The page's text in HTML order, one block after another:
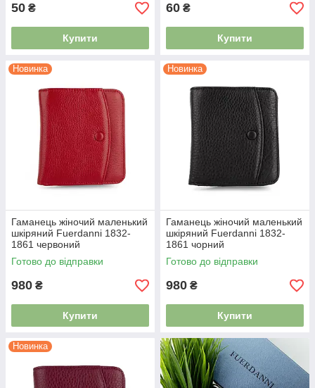
50 ₴
Купити
60 ₴
Купити
Новинка
Гаманець жіночий маленький
шкіряний Fuerdanni 1832-
1861 червоний
Готово до відправки
980 ₴
Купити
Новинка
Гаманець жіночий маленький
шкіряний Fuerdanni 1832-
1861 чорний
Готово до відправки
980 ₴
Купити
Новинка